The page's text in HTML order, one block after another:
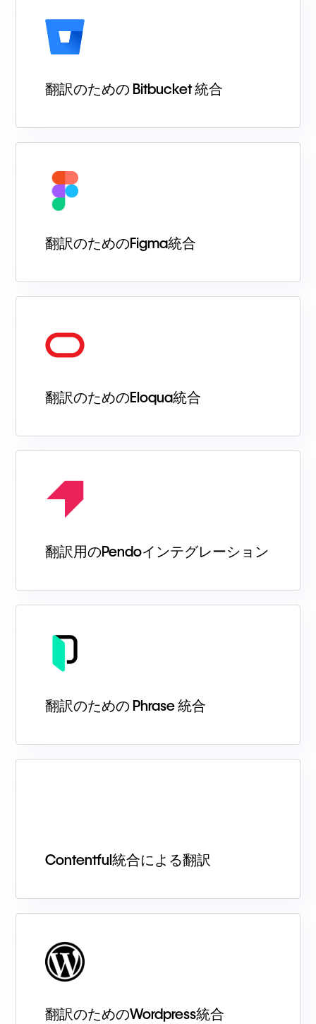
翻訳のための Bitbucket 統合
翻訳のためのFigma統合
翻訳のためのEloqua統合
翻訳用のPendoインテグレーション
翻訳のための Phrase 統合
Contentful統合による翻訳
翻訳のためのWordpress統合